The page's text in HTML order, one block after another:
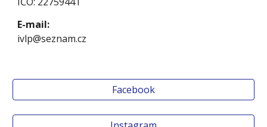
E-mail:
ivlp@seznam.cz
Facebook